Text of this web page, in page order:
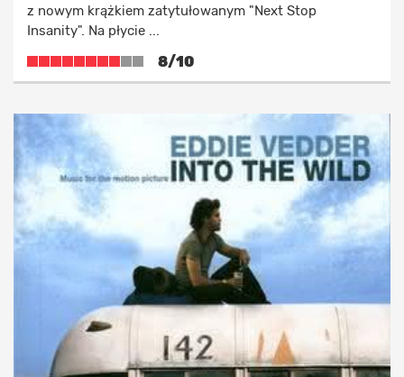
z nowym krążkiem zatytułowanym "Next Stop
Insanity". Na płycie ...
8/10